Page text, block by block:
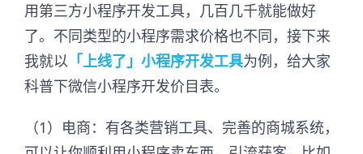
用第三方小程序开发工具，几百几千就能做好
了。不同类型的小程序需求价格也不同，接下来
我就以 「上线了」小程序开发工具为例，给大家
科普下微信小程序开发价目表。
（1）电商：有各类营销工具、完善的商城系统，